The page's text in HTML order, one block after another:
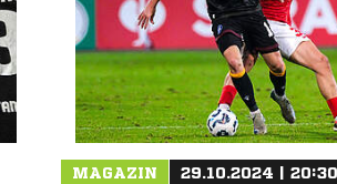
MAGAZIN 29.10.2024 | 20:30